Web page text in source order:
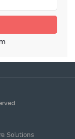
Solutions